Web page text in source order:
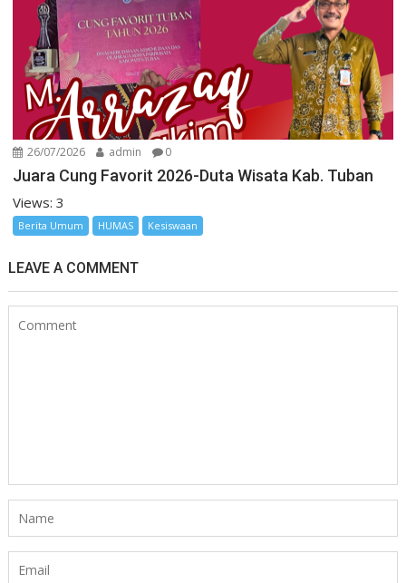
26/07/2026 admin 0
Juara Cung Favorit 2026-Duta Wisata Kab. Tuban
Views: 3
Berita Umum HUMAS Kesiswaan
LEAVE A COMMENT